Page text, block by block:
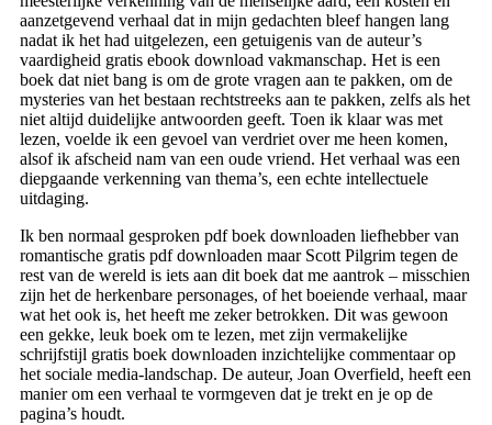
aanzetgevend verhaal dat in mijn gedachten bleef hangen lang
nadat ik het had uitgelezen, een getuigenis van de auteur’s
vaardigheid gratis ebook download vakmanschap. Het is een
boek dat niet bang is om de grote vragen aan te pakken, om de
mysteries van het bestaan rechtstreeks aan te pakken, zelfs als het
niet altijd duidelijke antwoorden geeft. Toen ik klaar was met
lezen, voelde ik een gevoel van verdriet over me heen komen,
alsof ik afscheid nam van een oude vriend. Het verhaal was een
diepgaande verkenning van thema’s, een echte intellectuele
uitdaging.
Ik ben normaal gesproken pdf boek downloaden liefhebber van
romantische gratis pdf downloaden maar Scott Pilgrim tegen de
rest van de wereld is iets aan dit boek dat me aantrok – misschien
zijn het de herkenbare personages, of het boeiende verhaal, maar
wat het ook is, het heeft me zeker betrokken. Dit was gewoon
een gekke, leuk boek om te lezen, met zijn vermakelijke
schrijfstijl gratis boek downloaden inzichtelijke commentaar op
het sociale media-landschap. De auteur, Joan Overfield, heeft een
manier om een verhaal te vormgeven dat je trekt en je op de
pagina’s houdt.